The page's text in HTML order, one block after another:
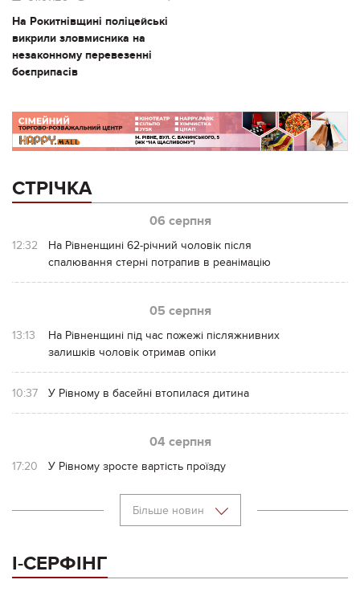
На Рокитнівщині поліцейські
викрили зловмисника на
незаконному перевезенні
боєприпасів
СТРІЧКА
06 серпня
12:32
На Рівненщині 62-річний чоловік після
спалювання стерні потрапив в реанімацію
05 серпня
13:13
На Рівненщині під час пожежі післяжнивних
залишків чоловік отримав опіки
10:37 У Рівному в басейні втопилася дитина
04 серпня
17:20 У Рівному зросте вартість проїзду
Більше новин
І-СЕРФІНГ